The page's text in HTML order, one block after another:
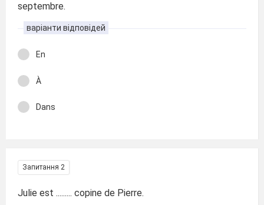
septembre.
варіанти відповідей
En
À
Dans
Запитання 2
Julie est ......... copine de Pierre.